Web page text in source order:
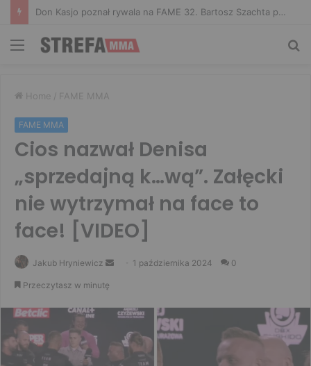
Don Kasjo poznał rywala na FAME 32. Bartosz Szachta przeciwnikiem Króla
Menu
Home / FAME MMA
FAME MMA
Cios nazwał Denisa
„sprzedajną k…wą”. Załęcki
nie wytrzymał na face to
face! [VIDEO]
Jakub Hryniewicz
Send 1 października 2024 0
Przeczytasz w minutę